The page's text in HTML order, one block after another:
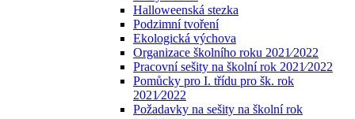
Halloweenská stezka
Podzimní tvoření
Ekologická výchova
Organizace školního roku 2021⁄2022
Pracovní sešity na školní rok 2021⁄2022
Pomůcky pro I. třídu pro šk. rok
2021⁄2022
Požadavky na sešity na školní rok